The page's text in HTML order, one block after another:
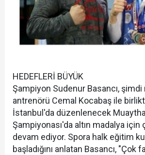
HEDEFLERİ BÜYÜK
Şampiyon Sudenur Basancı, şimdi
antrenörü Cemal Kocabaş ile
İstanbul'da düzenlenecek
Şampiyonası'da altın madalya için
devam ediyor. Spora halk eğitim
başladığını anlatan Basancı, "Çok